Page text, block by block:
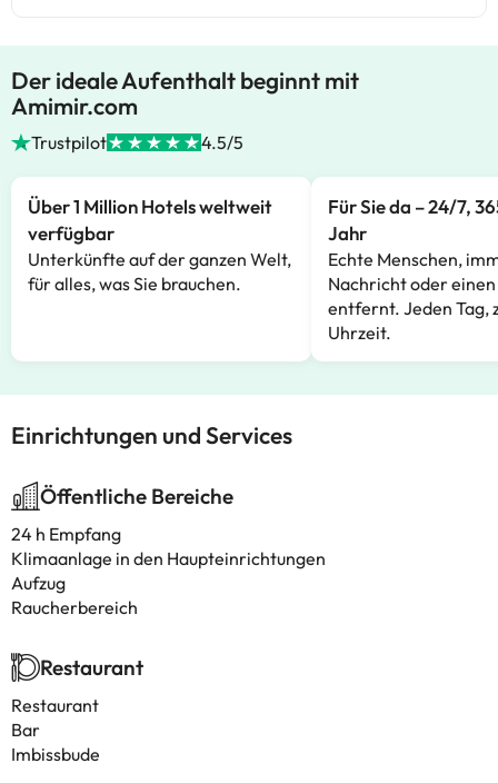
Der ideale Aufenthalt beginnt mit
Amimir.com
Trustpilot 4.5/5
Über 1 Million Hotels weltweit
verfügbar
Unterkünfte auf der ganzen Welt,
für alles, was Sie brauchen.
Für Sie da – 24/7,
Jahr
Echte Menschen,
Nachricht oder
entfernt. Jeden Tag,
Uhrzeit.
Einrichtungen und Services
Öffentliche Bereiche
24 h Empfang
Klimaanlage in den Haupteinrichtungen
Aufzug
Raucherbereich
Restaurant
Restaurant
Bar
Imbissbude